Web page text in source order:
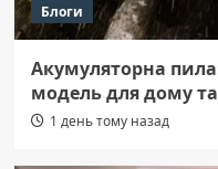
Блоги
Акумуляторна
модель для дому
1 день тому назад